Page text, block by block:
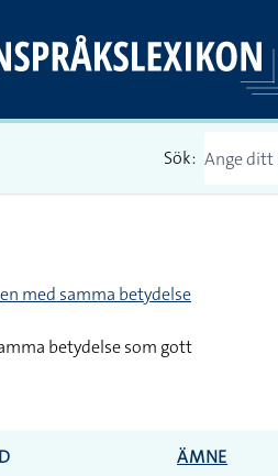
Sök:
med samma betydelse
betydelse som gott
ÄMNE